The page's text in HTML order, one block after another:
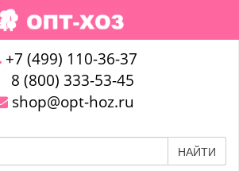
+7 (499) 110-36-37
8 (800) 333-53-45
shop@opt-hoz.ru
НАЙТИ